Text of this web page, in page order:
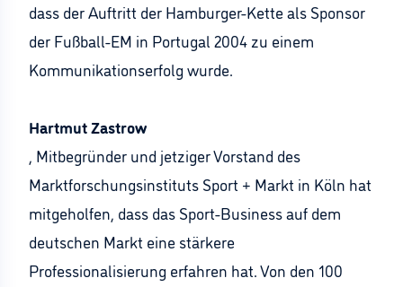
dass der Auftritt der Hamburger-Kette als Sponsor
der Fußball-EM in Portugal 2004 zu einem
Kommunikationserfolg wurde.
Hartmut Zastrow
, Mitbegründer und jetziger Vorstand des
Marktforschungsinstituts Sport + Markt in Köln hat
mitgeholfen, dass das Sport-Business auf dem
deutschen Markt eine stärkere
Professionalisierung erfahren hat. Von den 100